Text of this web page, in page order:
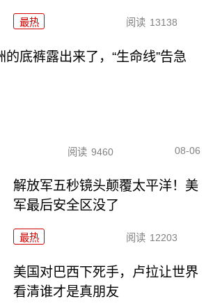
最热 阅读 13138
底裤露出来了，“生命线”告急
阅读 9460 08-06
解放军五秒镜头颠覆太平洋！美
军最后安全区没了
最热 阅读 12203
美国对巴西下死手，卢拉让世界
看清谁才是真朋友